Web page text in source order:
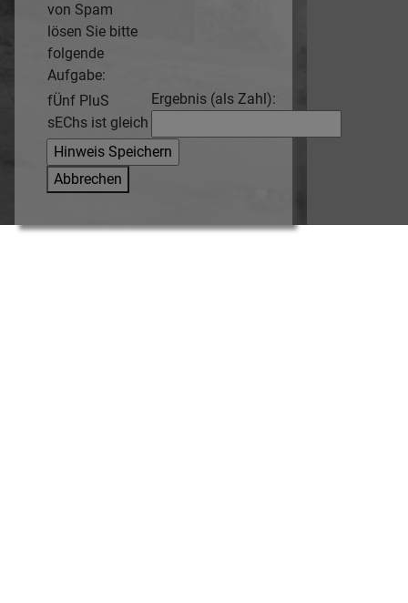
von Spam
lösen Sie bitte
folgende
Aufgabe:
fÜnf PluS
sEChs ist gleich
Ergebnis (als Zahl):
Abbrechen